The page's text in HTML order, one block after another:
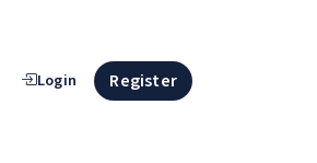
Login Register